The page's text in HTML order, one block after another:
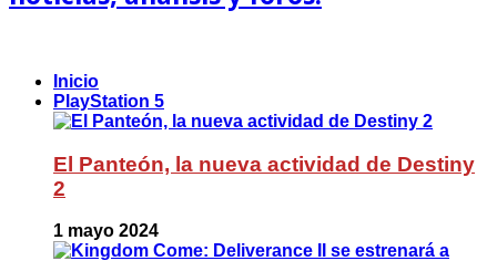
Inicio
PlayStation 5
El Panteón, la nueva actividad de Destiny
2
1 mayo 2024